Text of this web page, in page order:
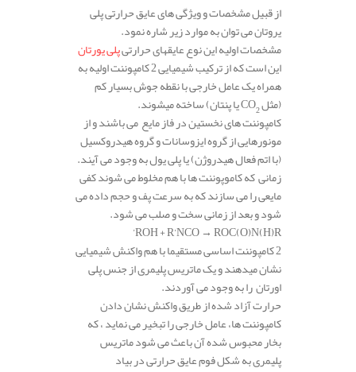
از قبیل مشخصات و ویژگی های عایق حرارتی پلی
یروتان می توان به موارد زیر شاره نمود.
مشخصات اولیه این نوع عایقهای حرارتیپلی یورتان
این است که از ترکیب شیمیایی 2 کامپوننت اولیه به
همراه یک عامل خارجی با نقطه جوش بسیار کم
(مثل CO2
یا پنتان) ساخته میشوند.
کامپوننت های نخستین در فاز مایع می باشند و از
مونورهایی از گروه ایزوسانات و گروه هیدروکسیل
(با اتم فعال هیدروژن) یا پلی یول به وجود می آیند.
زمانی که کاموپوننت ها با هم مخلوط می شوند کفی
مایعی را می سازند که به سرعت پف و حجم داده می
شود و بعد از زمانی سخت و صلب می شود.
ROH + R’NCO → ROC(O)N(H)R’
2 کامپوننت اساسی مستقیما با هم واکنش شیمیایی
نشان میدهند و یک ماتریس پلیمری از جنس پلی
اورتان را به وجود می آوردند.
حرارت آزاد شده از طریق واکنش نشان دادن
کامپوننت ها، عامل خارجی را تبخیر می نماید ، که
بخار محبوس شده آن باعث می شود ماتریس
پلیمری به شکل فوم عایق حرارتی در بیاد